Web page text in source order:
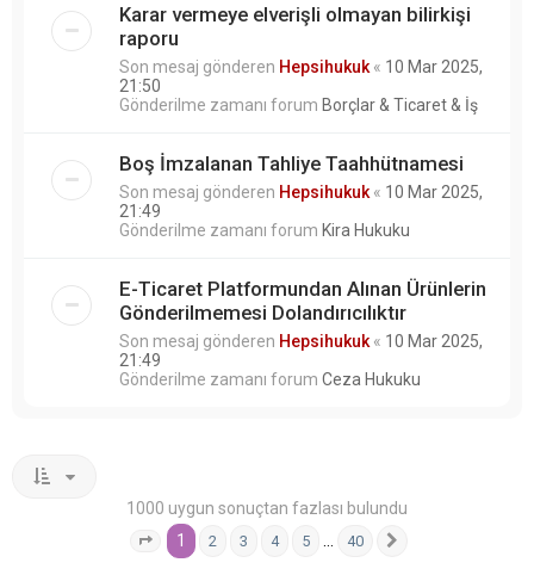
Karar vermeye elverişli olmayan bilirkişi
raporu
Son mesaj gönderen Hepsihukuk « 10 Mar 2025,
21:50
Gönderilme zamanı forum Borçlar & Ticaret & İş
Boş İmzalanan Tahliye Taahhütnamesi
Son mesaj gönderen Hepsihukuk « 10 Mar 2025,
21:49
Gönderilme zamanı forum Kira Hukuku
E-Ticaret Platformundan Alınan Ürünlerin
Gönderilmemesi Dolandırıcılıktır
Son mesaj gönderen Hepsihukuk « 10 Mar 2025,
21:49
Gönderilme zamanı forum Ceza Hukuku
1000 uygun sonuçtan fazlası bulundu
. sayfa (Toplam40 sayfa)
1 2 3 4 5 40